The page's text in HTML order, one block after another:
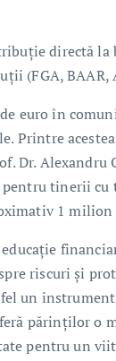
directă la
(FGA, BAAR,
euro în
Printre
Dr.
tinerii
1 milion
riscuri și
un
părinților o
pentru un